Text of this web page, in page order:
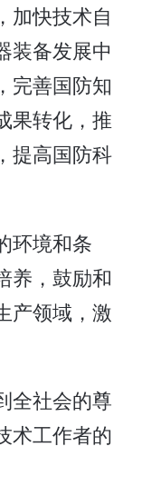
加快技术自
装备发展中
完善国防知
果转化，推
提高国防科
环境和条
养，鼓励和
产领域，激
全社会的尊
术工作者的